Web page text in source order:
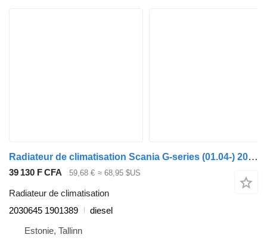
Radiateur de climatisation Scania G-series (01.04-) 2030645 1901389 pour tracteur routier Scania P,G,R,T-series (2004-2017)
39 130 F CFA 59,68 € ≈ 68,95 $US
Radiateur de climatisation
2030645 1901389
diesel
Estonie, Tallinn